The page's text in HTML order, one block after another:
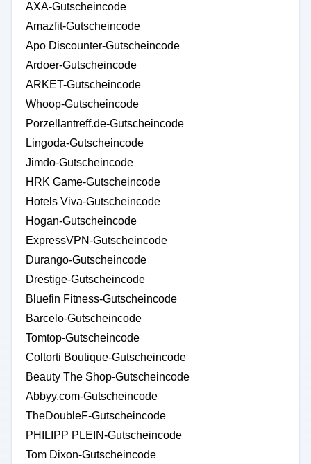
AXA-Gutscheincode
Amazfit-Gutscheincode
Apo Discounter-Gutscheincode
Ardoer-Gutscheincode
ARKET-Gutscheincode
Whoop-Gutscheincode
Porzellantreff.de-Gutscheincode
Lingoda-Gutscheincode
Jimdo-Gutscheincode
HRK Game-Gutscheincode
Hotels Viva-Gutscheincode
Hogan-Gutscheincode
ExpressVPN-Gutscheincode
Durango-Gutscheincode
Drestige-Gutscheincode
Bluefin Fitness-Gutscheincode
Barcelo-Gutscheincode
Tomtop-Gutscheincode
Coltorti Boutique-Gutscheincode
Beauty The Shop-Gutscheincode
Abbyy.com-Gutscheincode
TheDoubleF-Gutscheincode
PHILIPP PLEIN-Gutscheincode
Tom Dixon-Gutscheincode